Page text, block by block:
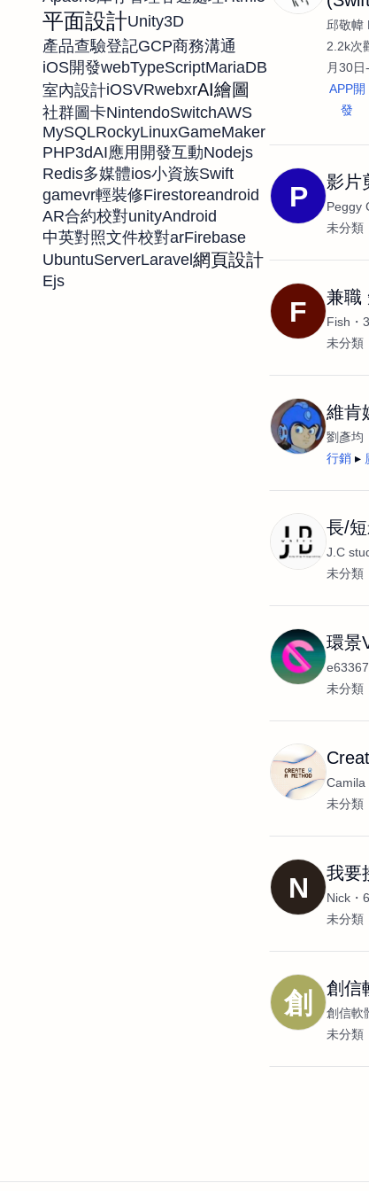
平面設計Unity3D
產品查驗登記GCP商務溝通
iOS開發webTypeScriptMariaDB
室內設計iOSVRwebxrAI繪圖
社群圖卡NintendoSwitchAWS
MySQLRockyLinuxGameMaker
PHP3dAI應用開發互動Nodejs
Redis多媒體ios小資族Swift
gamevr輕裝修Firestoreandroid
AR合約校對unityAndroid
中英對照文件校對arFirebase
UbuntuServerLaravel 網頁設計
Ejs
邱敬幃
2.2k次
月30
APP開
發
P 影片
Peggy
未分類
F 兼職
Fish
未分類
維肯
劉彥均
行銷
長/
J.C
未分類
環景
未分類
Camila
未分類
N 我要
Nick
未分類
創 創信
創信軟
未分類